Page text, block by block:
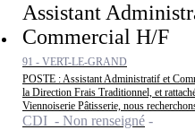
Assistant
Commercial H/F
91 - VERT-LE-GRAND
POSTE : Assistant Administratif et
la Direction Frais Traditionnel, et
Viennoiserie Pâtisserie, nous
CDI - Non renseigné